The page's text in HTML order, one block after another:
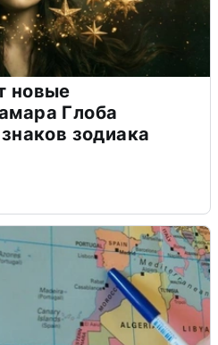
новые
Глоба
зодиака